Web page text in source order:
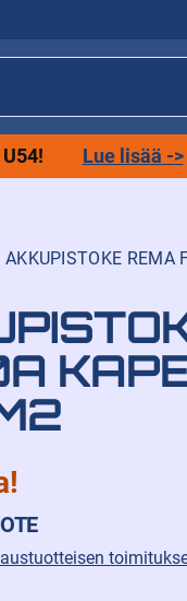
U54! Lue lisää ->
REMA